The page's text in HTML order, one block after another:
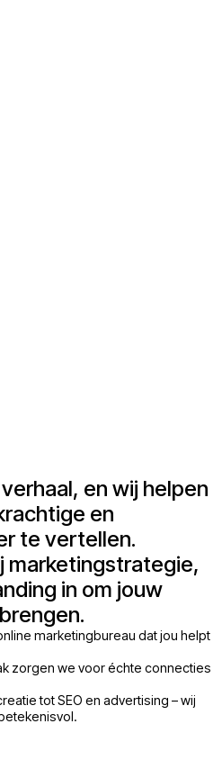
en wij helpen
en
te vertellen.
marketingstrategie,
in om jouw
marketingbureau dat jou helpt
zorgen we voor échte connecties
tot SEO en advertising – wij